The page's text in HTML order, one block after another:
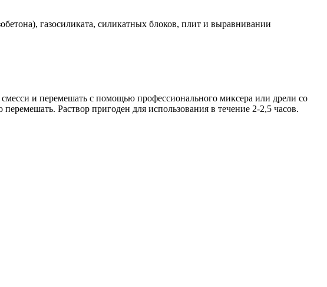
газосиликата, силикатных блоков, плит и выравнивании
и перемешать с помощью профессионального миксера или дрели со
Раствор пригоден для использования в течение 2-2,5 часов.